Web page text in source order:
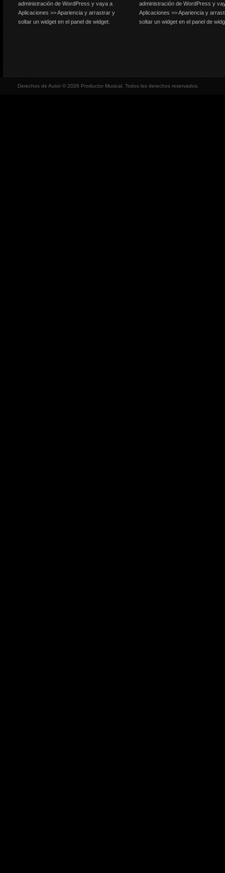
administración de WordPress y vaya a
Aplicaciones >> Apariencia y arrastrar y
soltar un widget en el panel de widget.
administración de WordPress y
Aplicaciones >> Apariencia y
soltar un widget en el panel de
Derechos de Autor © 2026 Productor Musical, Todos los derechos reservados.